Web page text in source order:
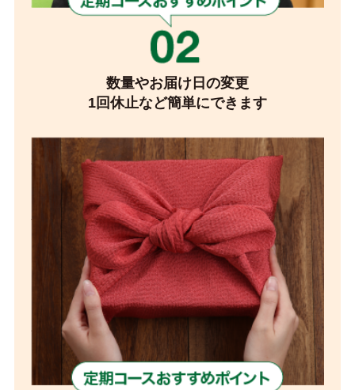
数量やお届け日の変更
1回休止など簡単にできます